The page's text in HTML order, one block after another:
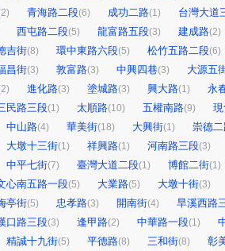
青海路二段(6) 成功二路(1)
台灣大道
西屯路二段(5) 龍富路五段(3) 建成路(2)
吉街(8) 環中東路六段(5) 松竹五路二段(6)
昌街(3) 敦富路(3) 中興四巷(3)
大源五
進化路(3) 塗城路(3) 興大路(1)
永
民路三段(1) 太順路(10) 五權南路(9)
中山路(4) 華美街(18) 大興街(1)
崇德
大墩十三街(1) 祥興路(1) 河南路三段(3)
中平七街(7) 臺灣大道二段(1) 博館二街(1)
心南五路一段(5) 大業路(5) 大墩十街(3)
亭街(5) 忠孝路(3) 開南街(4)
旱溪西路
口路三段(3) 逢甲路(2) 中華路一段(1)
精誠十九街(5) 平德路(8) 三和街(8)
彰